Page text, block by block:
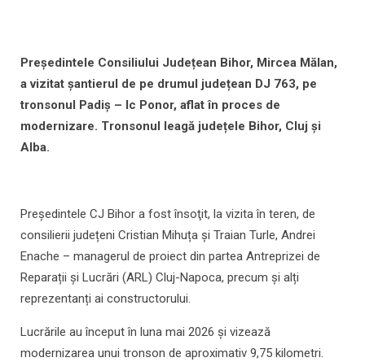
Președintele Consiliului Județean Bihor, Mircea Mălan,
a vizitat şantierul de pe drumul județean DJ 763, pe
tronsonul Padiș – Ic Ponor, aflat în proces de
modernizare. Tronsonul leagă județele Bihor, Cluj și
Alba.
Preşedintele CJ Bihor a fost însoţit, la vizita în teren, de
consilierii județeni Cristian Mihuța și Traian Turle, Andrei
Enache – managerul de proiect din partea Antreprizei de
Reparații și Lucrări (ARL) Cluj-Napoca, precum și alți
reprezentanți ai constructorului.
Lucrările au început în luna mai 2026 și vizează
modernizarea unui tronson de aproximativ 9,75 kilometri.